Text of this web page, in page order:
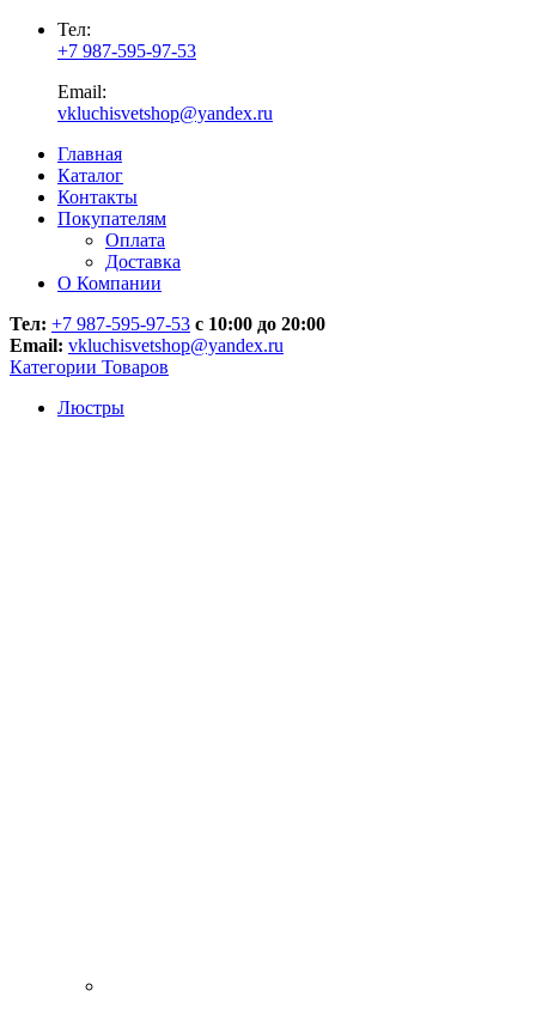
Тел:
+7 987-595-97-53
Email:
vkluchisvetshop@yandex.ru
Главная
Каталог
Контакты
Покупателям
Оплата
Доставка
О Компании
Тел: +7 987-595-97-53 с 10:00 до 20:00
Email: vkluchisvetshop@yandex.ru
Категории Товаров
Люстры